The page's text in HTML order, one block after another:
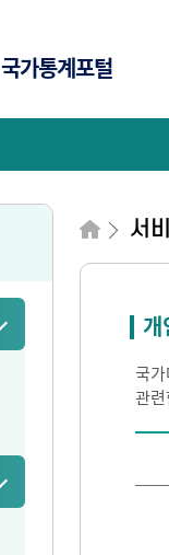
국가통계포털
서
국
관